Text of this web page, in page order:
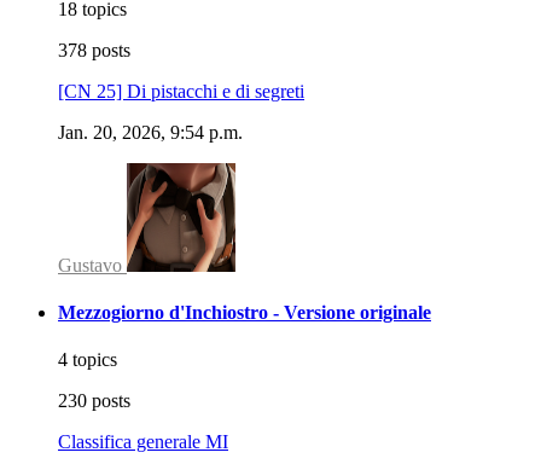
18 topics
378 posts
[CN 25] Di pistacchi e di segreti
Jan. 20, 2026, 9:54 p.m.
Gustavo
Mezzogiorno d'Inchiostro - Versione originale
4 topics
230 posts
Classifica generale MI